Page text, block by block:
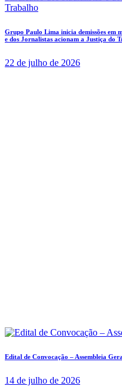
Grupo Paulo Lima inicia demissões em
e dos Jornalistas acionam a Justiça do
22 de julho de 2026
Edital de Convocação – Assembleia
14 de julho de 2026